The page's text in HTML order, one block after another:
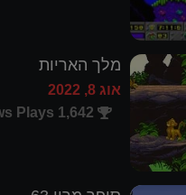
מלך האריות
אוג 8, 2022
1,642 views Plays